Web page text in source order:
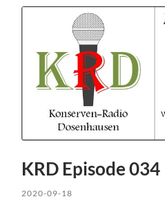
KRD Episode 034
2020-09-18